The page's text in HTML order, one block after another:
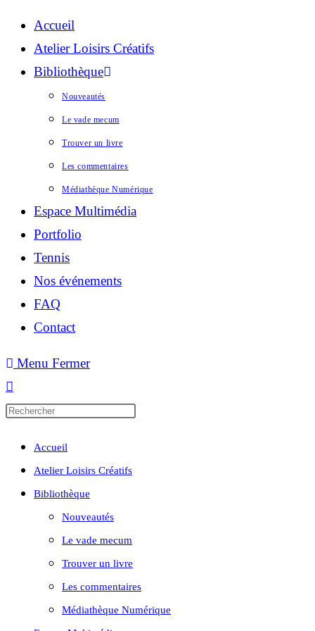
Accueil
Atelier Loisirs Créatifs
Bibliothèque
Nouveautés
Le vade mecum
Trouver un livre
Les commentaires
Médiathèque Numérique
Espace Multimédia
Portfolio
Tennis
Nos événements
FAQ
Contact
Menu Fermer
Accueil
Atelier Loisirs Créatifs
Bibliothèque
Nouveautés
Le vade mecum
Trouver un livre
Les commentaires
Médiathèque Numérique